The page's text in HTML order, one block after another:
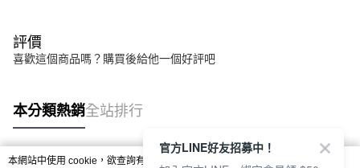
評價
喜歡這個商品嗎？購買後給他一個好評吧
本分類熱銷全站排行
本網站中使用 cookie，欲查詢有關本網站使用 cookie 方式之詳情，及若您不希
https://www.footer.com.tw/page/
官方LINE好友招募中！